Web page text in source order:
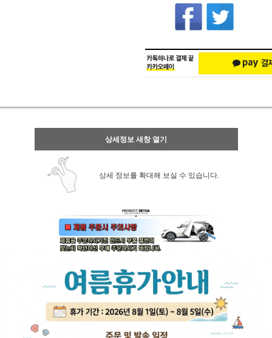
상세정보 새창 열기
상세 정보를 확대해 보실 수 있습니다.